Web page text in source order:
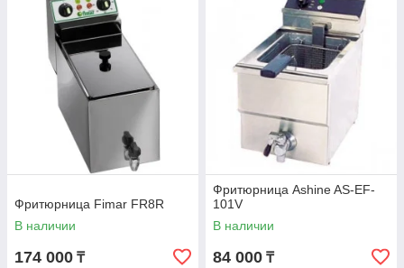
Фритюрница Fimar FR8R
В наличии
174 000 ₸
Фритюрница Ashine AS-EF-
101V
В наличии
84 000 ₸